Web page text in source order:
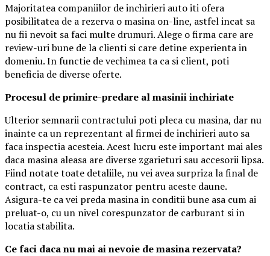
Majoritatea companiilor de inchirieri auto iti ofera
posibilitatea de a rezerva o masina on-line, astfel incat sa
nu fii nevoit sa faci multe drumuri. Alege o firma care are
review-uri bune de la clienti si care detine experienta in
domeniu. In functie de vechimea ta ca si client, poti
beneficia de diverse oferte.
Procesul de primire-predare al masinii inchiriate
Ulterior semnarii contractului poti pleca cu masina, dar nu
inainte ca un reprezentant al firmei de inchirieri auto sa
faca inspectia acesteia. Acest lucru este important mai ales
daca masina aleasa are diverse zgarieturi sau accesorii lipsa.
Fiind notate toate detaliile, nu vei avea surpriza la final de
contract, ca esti raspunzator pentru aceste daune.
Asigura-te ca vei preda masina in conditii bune asa cum ai
preluat-o, cu un nivel corespunzator de carburant si in
locatia stabilita.
Ce faci daca nu mai ai nevoie de masina rezervata?